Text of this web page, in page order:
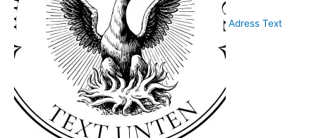
Adress Text